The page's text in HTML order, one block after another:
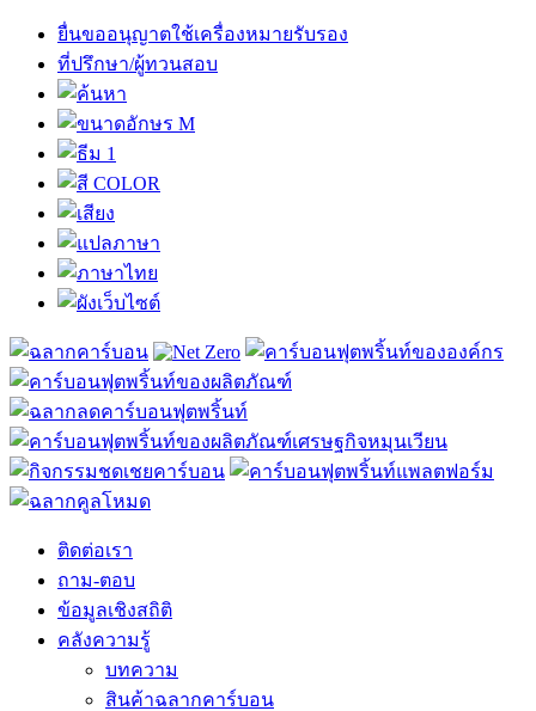
ยื่นขออนุญาตใช้เครื่องหมายรับรอง
ที่ปรึกษา/ผู้ทวนสอบ
ติดต่อเรา
ถาม-ตอบ
ข้อมูลเชิงสถิติ
คลังความรู้
บทความ
สินค้าฉลากคาร์บอน